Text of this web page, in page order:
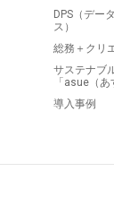
DPS（デー
ス）
総務＋クリ
サステナブ
「asue（あ
導入事例